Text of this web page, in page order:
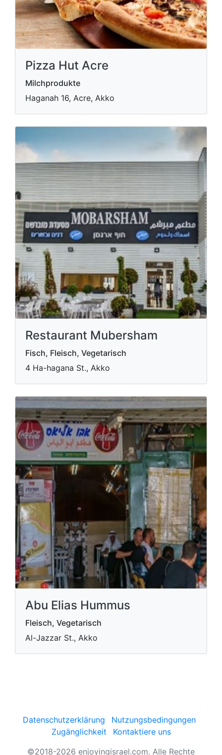
Pizza Hut Acre
Milchprodukte
Haganah 16, Acre, Akko
Restaurant Mubersham
Fisch, Fleisch, Vegetarisch
4 Ha-hagana St., Akko
Abu Elias Hummus
Fleisch, Vegetarisch
Al-Jazzar St., Akko
Datenschutzerklärung
Nutzungsbedingungen
Zugänglichkeit
Kontaktiere uns
©2018-2026 enjoyingisrael.com. Alle Rechte